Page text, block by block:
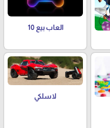
العاب بيع 10
لاسلكي